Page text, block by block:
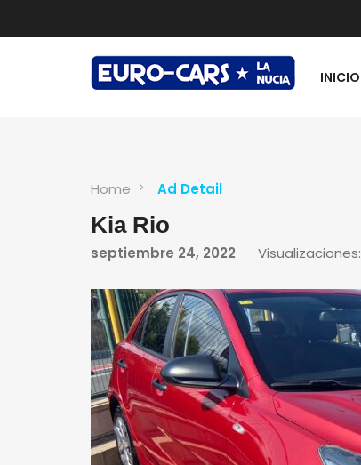
INICIO
Home Ad Detail
Kia Rio
septiembre 24, 2022 Visualizaciones: